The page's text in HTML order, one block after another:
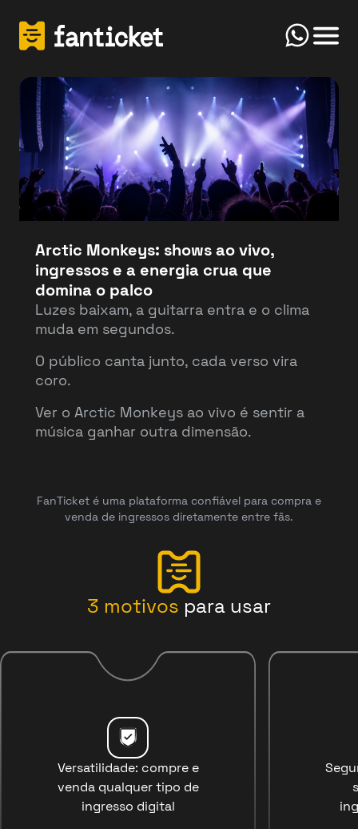
Click
Arctic Monkeys: shows ao vivo,
ingressos e a energia crua que
domina o palco
Luzes baixam, a guitarra entra e o clima
muda em segundos.
O público canta junto, cada verso vira
coro.
Ver o Arctic Monkeys ao vivo é sentir a
música ganhar outra dimensão.
FanTicket é uma plataforma confiável para compra e
venda de ingressos diretamente entre fãs.
3 motivos para usar
Versatilidade: compre e
venda qualquer tipo de
ingresso digital
FanTicket
Olá! Bem-vindo(a) ao FanTicketBot. Como
posso te ajudar hoje? Você deseja vender ou
Vender Comprar
Your message
Send